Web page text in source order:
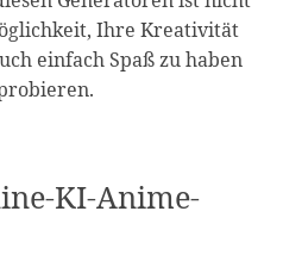
Ihre Kreativität
einfach Spaß zu haben
KI-Anime-